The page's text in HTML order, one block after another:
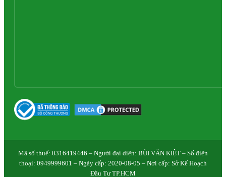
Mã số thuế: 0316419446 – Người đại diện: BÙI VĂN KIỆT – Số điện
thoại: 0949999601 – Ngày cấp: 2020-08-05 – Nơi cấp: Sở Kế Hoạch
Đầu Tư TP.HCM